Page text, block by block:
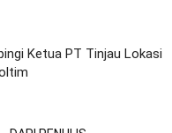
Ketua PT Tinjau Lokasi